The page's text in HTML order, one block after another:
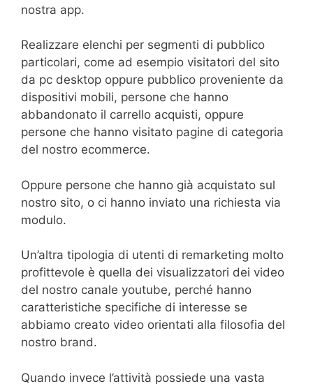
nostra app.
Realizzare elenchi per segmenti di pubblico
particolari, come ad esempio visitatori del sito
da pc desktop oppure pubblico proveniente da
dispositivi mobili, persone che hanno
abbandonato il carrello acquisti, oppure
persone che hanno visitato pagine di categoria
del nostro ecommerce.
Oppure persone che hanno già acquistato sul
nostro sito, o ci hanno inviato una richiesta via
modulo.
Un’altra tipologia di utenti di remarketing molto
profittevole è quella dei visualizzatori dei video
del nostro canale youtube, perché hanno
caratteristiche specifiche di interesse se
abbiamo creato video orientati alla filosofia del
nostro brand.
Quando invece l’attività possiede una vasta